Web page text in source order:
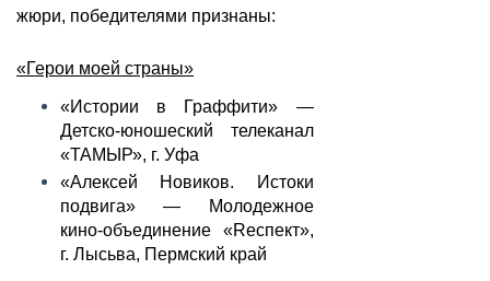
жюри, победителями признаны:
«Герои моей страны»
«Истории в Граффити» —
Детско-юношеский телеканал
«ТАМЫР», г. Уфа
«Алексей Новиков. Истоки
подвига» — Молодежное
кино-объединение «Reспект»,
г. Лысьва, Пермский край